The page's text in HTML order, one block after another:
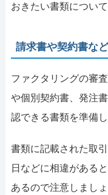
おきたい書類について
請求書や契約書な
ファクタリングの審
や個別契約書、発注
認できる書類を準備し
書類に記載された取
日などに相違がある
あるので注意しまし